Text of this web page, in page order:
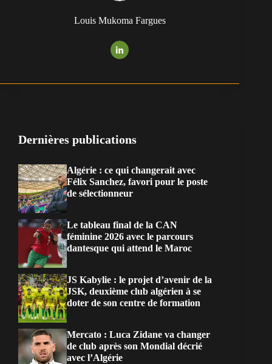
Louis Mukoma Fargues
Dernières publications
Algérie : ce qui changerait avec
Félix Sanchez, favori pour le poste
de sélectionneur
Le tableau final de la CAN
féminine 2026 avec le parcours
dantesque qui attend le Maroc
JS Kabylie : le projet d’avenir de la
JSK, deuxième club algérien à se
doter de son centre de formation
Mercato : Luca Zidane va changer
de club après son Mondial décrié
avec l’Algérie